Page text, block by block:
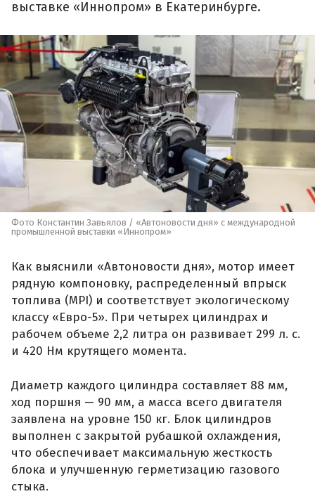
выставке «Иннопром» в Екатеринбурге.
Фото Константин Завьялов / «Автоновости дня» с международной
промышленной выставки «Иннопром»
Как выяснили «Автоновости дня», мотор имеет
рядную компоновку, распределенный впрыск
топлива (MPI) и соответствует экологическому
классу «Евро-5». При четырех цилиндрах и
рабочем объеме 2,2 литра он развивает 299 л. с.
и 420 Нм крутящего момента.
Диаметр каждого цилиндра составляет 88 мм,
ход поршня — 90 мм, а масса всего двигателя
заявлена на уровне 150 кг. Блок цилиндров
выполнен с закрытой рубашкой охлаждения,
что обеспечивает максимальную жесткость
блока и улучшенную герметизацию газового
стыка.